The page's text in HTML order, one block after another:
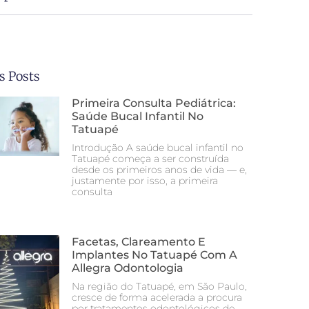
Posts
Primeira Consulta Pediátrica:
Saúde Bucal Infantil No
Tatuapé
Introdução A saúde bucal infantil no
Tatuapé começa a ser construída
desde os primeiros anos de vida — e,
justamente por isso, a primeira
consulta
Facetas, Clareamento E
Implantes No Tatuapé Com A
Allegra Odontologia
Na região do Tatuapé, em São Paulo,
cresce de forma acelerada a procura